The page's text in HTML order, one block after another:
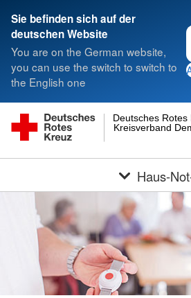
Sie befinden sich auf der
deutschen Website
You are on the German website,
you can use the switch to switch to
the English one
Kreisverband
Deutsches Rotes
Haus-